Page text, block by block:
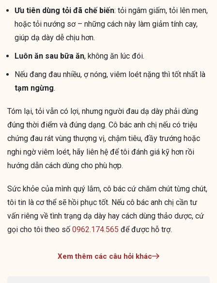
Ưu tiên dùng tỏi đã chế biến: tỏi ngâm giấm, tỏi lên men,
hoặc tỏi nướng sơ – những cách này làm giảm tính cay,
giúp dạ dày dễ chịu hơn.
Luôn ăn sau bữa ăn, không ăn lúc đói.
Nếu đang đau nhiều, ợ nóng, viêm loét nặng thì tốt nhất là
tạm ngừng.
Tóm lại, tỏi vẫn có lợi, nhưng người đau dạ dày phải dùng
đúng thời điểm và đúng dạng. Cô bác anh chị nếu có triệu
chứng đau rát vùng thượng vị, chậm tiêu, đầy trướng hoặc
nghi ngờ viêm loét, hãy liên hệ để tôi đánh giá kỹ hơn rồi
hướng dẫn cách dùng cho phù hợp.
Sức khỏe của mình quý lắm, cô bác cứ chăm chút từng chút,
tôi tin là cơ thể sẽ hồi phục tốt. Nếu cô bác anh chị cần tư
vấn riêng về tình trạng dạ dày hay cách dùng thảo dược, cứ
gọi cho tôi theo số 0962.174.565 để được hỗ trợ.
Xem thêm các câu hỏi khác